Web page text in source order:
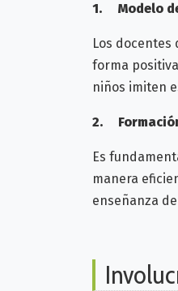
1. Modelo
Los docentes
forma
niños imiten
2.
Es
manera
enseñanza